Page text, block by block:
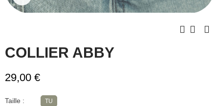
COLLIER ABBY
29,00 €
Taille TU